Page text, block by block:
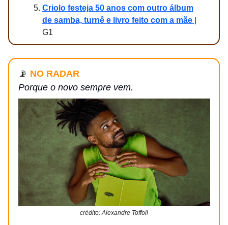
Criolo festeja 50 anos com outro álbum
de samba, turnê e livro feito com a mãe
G1
📡 NO RADAR
Porque o novo sempre vem.
crédito: Alexandre Toffoli